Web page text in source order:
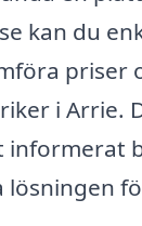
kan du
priser
i Arrie.
lösningen